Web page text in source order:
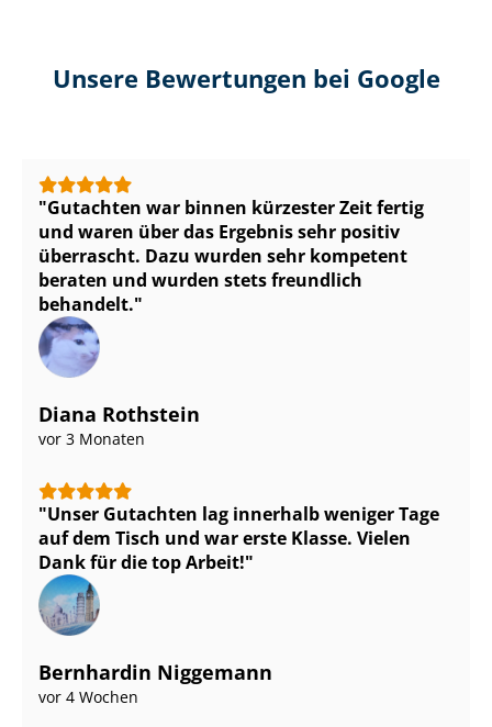
Unsere Bewertungen bei Google
Gutachten war binnen kürzester Zeit fertig
und waren über das Ergebnis sehr positiv
überrascht. Dazu wurden sehr kompetent
beraten und wurden stets freundlich
behandelt.
Diana Rothstein
vor 3 Monaten
Unser Gutachten lag innerhalb weniger Tage
auf dem Tisch und war erste Klasse. Vielen
Dank für die top Arbeit!
Bernhardin Niggemann
vor 4 Wochen